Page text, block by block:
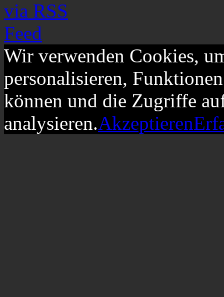
Wir verwenden Cookies,
personalisieren,
können und die Zugriffe
analysieren.Akzeptieren